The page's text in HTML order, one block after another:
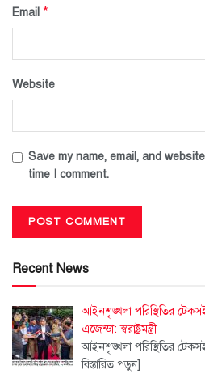
Email *
Website
Save my name, email, and
time I comment.
Recent News
আইনশৃঙ্খলা পরিস্থিতির
এজেন্ডা: স্বরাষ্ট্রমন্ত্রী
আইনশৃঙ্খলা পরিস্থিতির
বিস্তারিত পড়ুন]